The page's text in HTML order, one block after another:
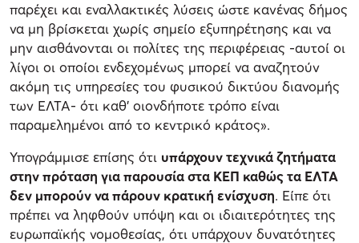
παρέχει και εναλλακτικές λύσεις ώστε κανένας δήμος
να μη βρίσκεται χωρίς σημείο εξυπηρέτησης και να
μην αισθάνονται οι πολίτες της περιφέρειας -αυτοί οι
λίγοι οι οποίοι ενδεχομένως μπορεί να αναζητούν
ακόμη τις υπηρεσίες του φυσικού δικτύου διανομής
των ΕΛΤΑ- ότι καθ' οιονδήποτε τρόπο είναι
παραμελημένοι από το κεντρικό κράτος».
Υπογράμμισε επίσης ότι υπάρχουν τεχνικά ζητήματα
στην πρόταση για παρουσία στα ΚΕΠ καθώς τα ΕΛΤΑ
δεν μπορούν να πάρουν κρατική ενίσχυση. Είπε ότι
πρέπει να ληφθούν υπόψη και οι ιδιαιτερότητες της
ευρωπαϊκής νομοθεσίας, ότι υπάρχουν δυνατότητες